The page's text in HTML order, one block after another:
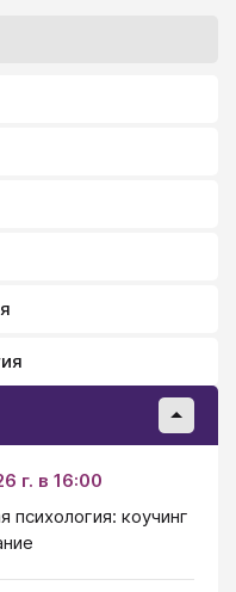
г. в 16:00
психология: коучинг